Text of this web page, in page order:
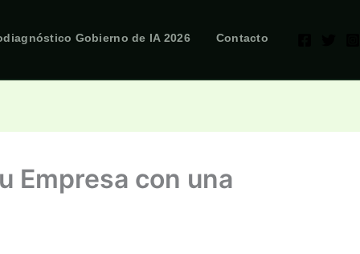
Gobierno de IA 2026 Contacto
Empresa con una